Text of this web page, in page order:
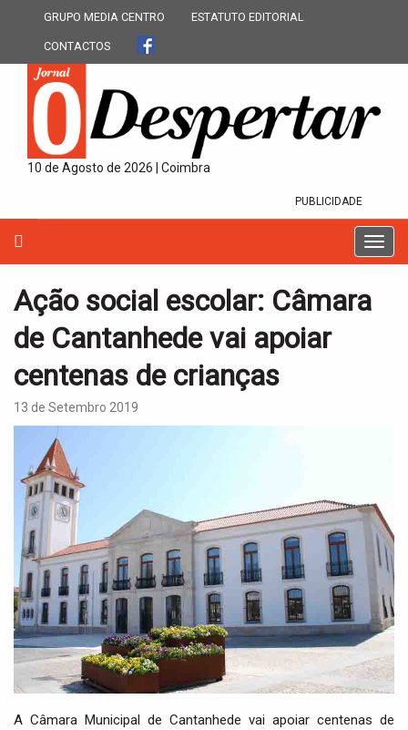
GRUPO MEDIA CENTRO ESTATUTO EDITORIAL
CONTACTOS
10 de Agosto de 2026 | Coimbra
PUBLICIDADE
T
o
o
n
Ação social escolar: Câmara
de Cantanhede vai apoiar
centenas de crianças
13 de Setembro 2019
A Câmara Municipal de Cantanhede vai apoiar centenas de